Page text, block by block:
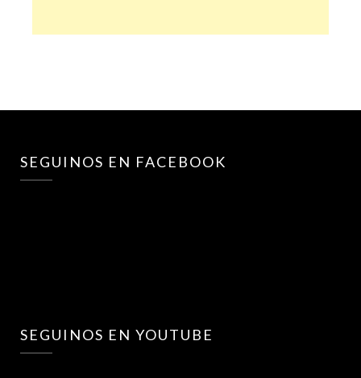
SEGUINOS EN FACEBOOK
SEGUINOS EN YOUTUBE